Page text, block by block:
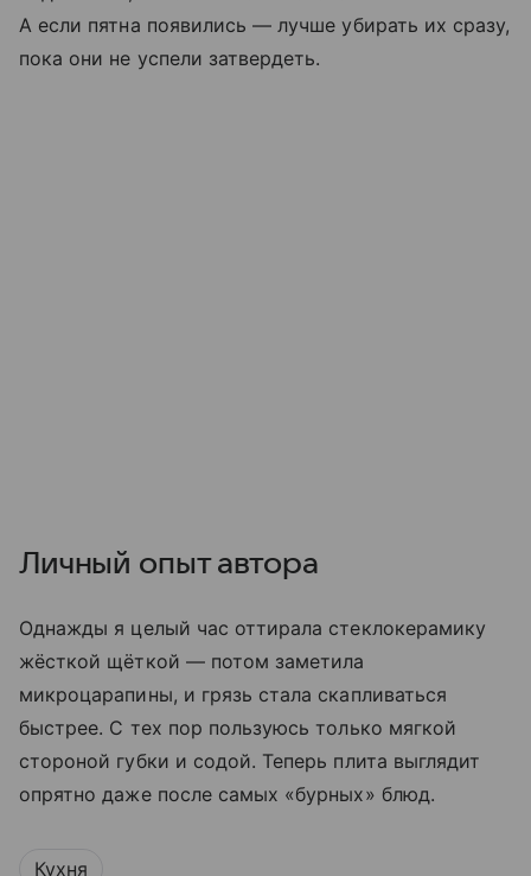
А если пятна появились — лучше убирать их сразу,
пока они не успели затвердеть.
Личный опыт автора
Однажды я целый час оттирала стеклокерамику
жёсткой щёткой — потом заметила
микроцарапины, и грязь стала скапливаться
быстрее. С тех пор пользуюсь только мягкой
стороной губки и содой. Теперь плита выглядит
опрятно даже после самых «бурных» блюд.
Кухня